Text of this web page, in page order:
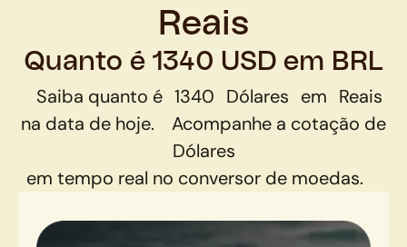
Reais
Quanto é 1340 USD em BRL
Saiba quanto é 1340 Dólares em Reais
na data de hoje.
Acompanhe a cotação de
Dólares
em tempo real no conversor de moedas.